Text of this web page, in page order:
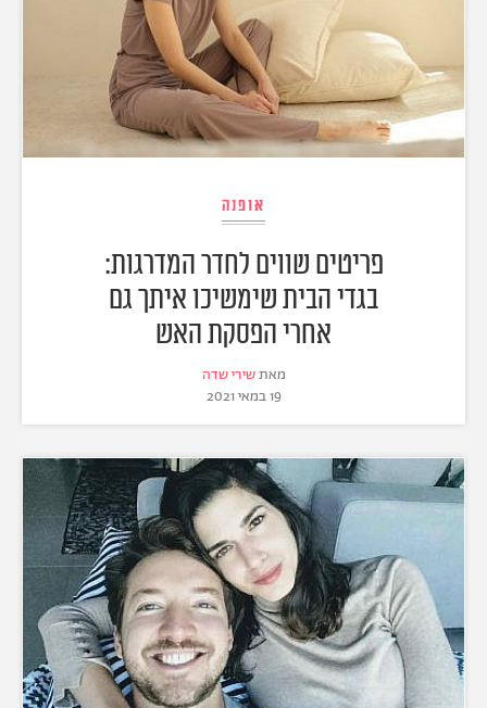
אופנה
פריטים שווים לחדר המדרגות:
בגדי הבית שימשיכו איתך גם
אחרי הפסקת האש
מאתשירי שדה
19 במאי 2021